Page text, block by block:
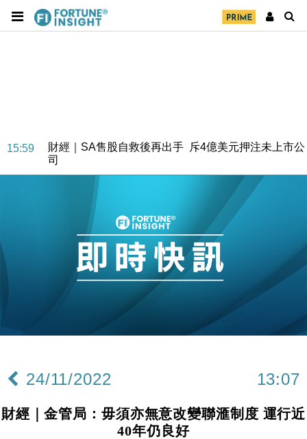
15:59
財經｜SA售股自救後再出手 斥4億美元押注未上市公
司
財經｜精星香港夥菜鳥拓全球智慧倉儲市場 加快海外
地產｜大酒店中期轉賺2300萬元 斥21億翻新香港及
國際｜特朗普赴洛杉磯高球場活動前 男子攜槍彈被捕
12:30
財經｜香港7月PMI回落至51 企業擴張放慢兼縮減人
財經｜黑石傳再籌逾360億美元 支援Anthropic租用
18:15
本地｜新世界K11 9月升級會員制度 增鉑金卡級別鎖
17:40
財經｜本港6月零售額連升14個月 珠寶鐘錶銷售升勢
24/11/2022 13:07
財經｜金管局：毋須亦無意改變聯滙制度 運行近
40年仍良好